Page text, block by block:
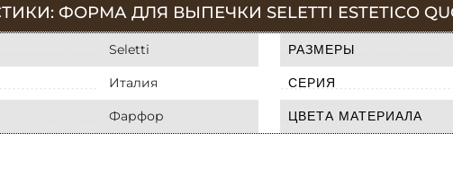
ФОРМА ДЛЯ ВЫПЕЧКИ SELETTI ESTETICO
Seletti
Италия
Фарфор
РАЗМЕРЫ
СЕРИЯ
ЦВЕТА МАТЕРИАЛА